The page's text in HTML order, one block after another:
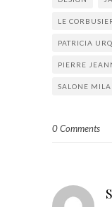
LE
PATRICIA
PIERRE
SALONE
0 Comments